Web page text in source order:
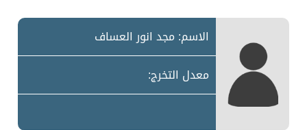
الاسم: مجد انور العساف
معدل التخرج: